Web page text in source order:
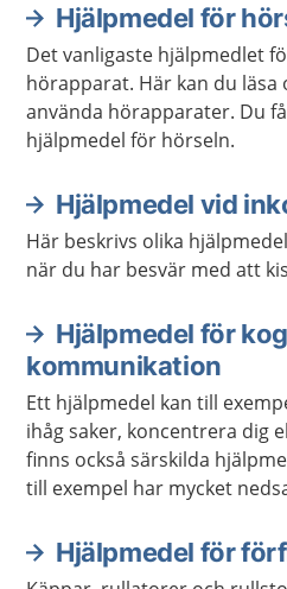
Hjälpmedel för
Det vanligaste hjälpmedlet
hörapparat. Här kan du
använda hörapparater. Du
hjälpmedel för hörseln.
Hjälpmedel vid
Här beskrivs olika
när du har besvär med att
Hjälpmedel för
kommunikation
Ett hjälpmedel kan till
ihåg saker, koncentrera dig
finns också särskilda
till exempel har mycket
Hjälpmedel för